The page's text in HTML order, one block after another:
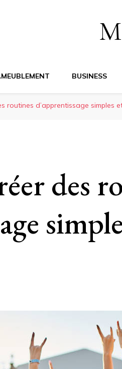
BUSINESS
routines d’apprentissage simples
des